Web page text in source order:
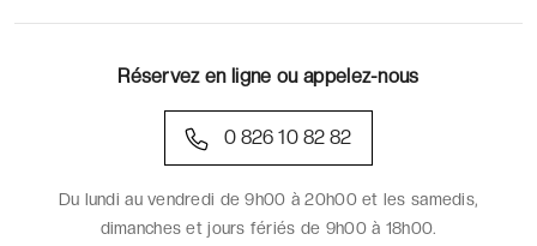
Réservez en ligne ou appelez-nous
0 826 10 82 82
Du lundi au vendredi de 9h00 à 20h00 et les samedis,
dimanches et jours fériés de 9h00 à 18h00.